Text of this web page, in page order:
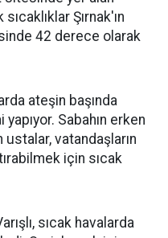
Şırnak'ın
42 derece olarak
ateşin başında
Sabahın erken
vatandaşların
için sıcak
sıcak havalarda